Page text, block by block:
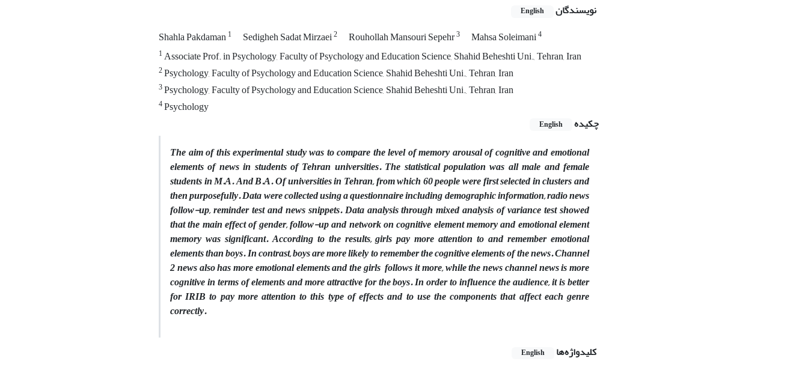
نویسندگان English
Shahla Pakdaman1 Sedigheh Sadat Mirzaei2 Rouhollah Mansouri Sepehr3 Mahsa Soleimani4
1Associate Prof. in Psychology, Faculty of Psychology and Education Science, Shahid Beheshti Uni., Tehran, Iran
2Psychology, Faculty of Psychology and Education Science, Shahid Beheshti Uni., Tehran, Iran
3Psychology, Faculty of Psychology and Education Science, Shahid Beheshti Uni., Tehran, Iran
4Psychology
چکیده
English
The aim of this experimental study was to compare the level of memory arousal of cognitive and emotional
elements of news in students of Tehran universities. The statistical population was all male and female
students in M.A. And B.A. Of universities in Tehran, from which 60 people were first selected in clusters and
then purposefully. Data were collected using a questionnaire including demographic information, radio news
follow-up, reminder test and news snippets. Data analysis through mixed analysis of variance test showed
that the main effect of gender, follow-up and network on cognitive element memory and emotional element
memory was significant. According to the results, girls pay more attention to and remember emotional
elements than boys. In contrast, boys are more likely to remember the cognitive elements of the news. Channel
2 news also has more emotional elements and the girls follows it more, while the news channel news is more
cognitive in terms of elements and more attractive for the boys. In order to influence the audience, it is better
for IRIB to pay more attention to this type of effects and to use the components that affect each genre
correctly.
کلیدواژه‌ها English